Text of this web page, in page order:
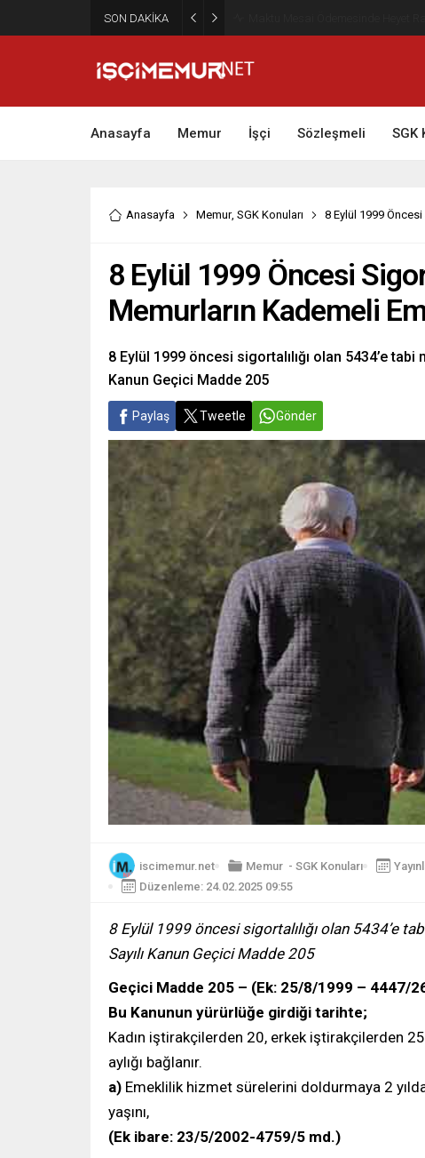
SON DAKİKA
Anasayfa Memur İşçi Sözleşmeli SGK
Anasayfa Memur, SGK Konuları 8 Eylül 1999 Öncesi
8 Eylül 1999 Öncesi
Memurların Kademeli
8 Eylül 1999 öncesi sigortalılığı olan 5434’e
Kanun Geçici Madde 205
Paylaş Tweetle Gönder
iscimemur.net Memur - SGK Konuları
Düzenleme: 24.02.2025 09:55
8 Eylül 1999 öncesi sigortalılığı olan 5434’e
Sayılı Kanun Geçici Madde 205
Geçici Madde 205 – (Ek: 25/8/1999 – 4447/
Bu Kanunun yürürlüğe girdiği tarihte;
Kadın iştirakçilerden 20, erkek iştirakçilerden
aylığı bağlanır.
a) Emeklilik hizmet sürelerini doldurmaya 2
yaşını,
(Ek ibare: 23/5/2002-4759/5 md.)